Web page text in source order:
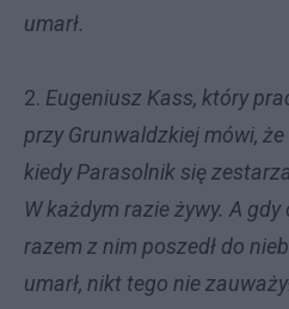
umarł.
2. Eugeniusz Kass, który
przy Grunwaldzkiej mówi,
kiedy Parasolnik się
W każdym razie żywy. A
razem z nim poszedł do
umarł, nikt tego nie